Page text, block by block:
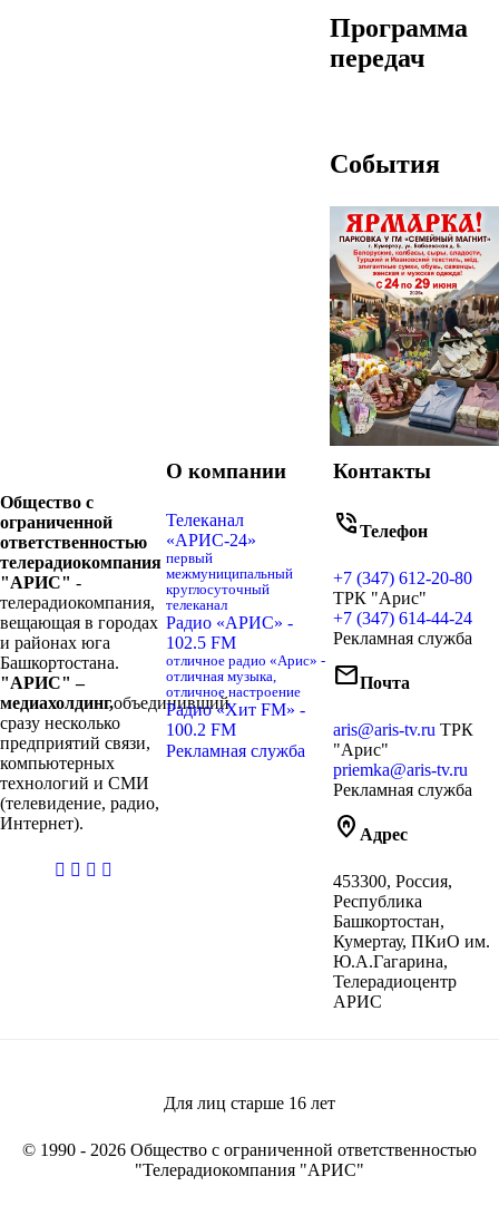
Программа
передач
События
Общество с
ограниченной
ответственностью
телерадиокомпания
"АРИС" -
телерадиокомпания,
вещающая в городах
и районах юга
Башкортостана.
"АРИС" –
медиахолдинг,объединивший
сразу несколько
предприятий связи,
компьютерных
технологий и СМИ
(телевидение, радио,
Интернет).
casibom
О компании
Телеканал
«АРИС-24»
первый
межмуниципальный
круглосуточный
телеканал
Радио «АРИС» -
102.5 FM
отличное радио «Арис» -
отличная музыка,
отличное настроение
Радио «Хит FM» -
100.2 FM
Рекламная служба
Контакты
phone_in_talkТелефон
+7 (347) 612-20-80
ТРК "Арис"
+7 (347) 614-44-24
Рекламная служба
mailПочта
aris@aris-tv.ru ТРК
"Арис"
priemka@aris-tv.ru
Рекламная служба
home_pin Адрес
453300, Россия,
Республика
Башкортостан,
Кумертау, ПКиО им.
Ю.А.Гагарина,
Телерадиоцентр
АРИС
Для лиц старше 16 лет
© 1990 - 2026 Общество с ограниченной ответственностью
"Телерадиокомпания "АРИС"